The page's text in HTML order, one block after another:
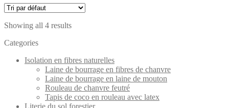
Showing all 4 results
Categories
Isolation en fibres naturelles
Laine de bourrage en fibres de chanvre
Laine de bourrage en laine de mouton
Rouleau de chanvre feutré
Tapis de coco en rouleau avec latex